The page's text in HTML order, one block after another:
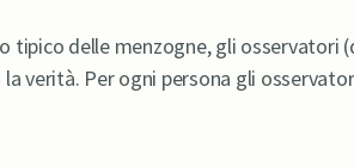
tipico delle menzogne, gli
verità. Per ogni persona gli